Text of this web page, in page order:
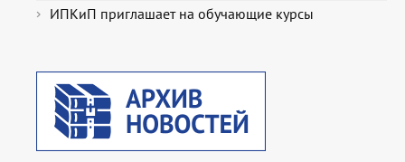
ИПКиП приглашает на обучающие курсы